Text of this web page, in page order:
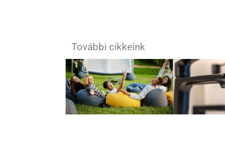
További cikkeink